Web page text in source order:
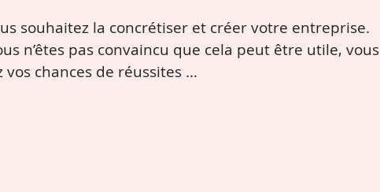
souhaitez la concrétiser et créer votre entreprise.
n’êtes pas convaincu que cela peut être utile, vous